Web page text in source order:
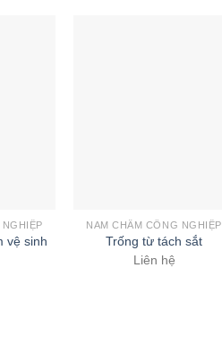
vệ sinh
NAM CHÂM CÔNG NGHIỆP
Trống từ tách sắt
Liên hệ